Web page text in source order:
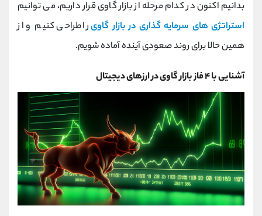
بدانیم اکنون در کدام مرحله از بازار گاوی قرار داریم، می‌ توانیم
استراتژی ‌های سرمایه ‌گذاری در بازار گاویرا طراحی کنیم و از
همین حالا برای روند صعودی آینده آماده شویم.
آشنایی با ۴ فاز بازار گاوی در ارزهای دیجیتال